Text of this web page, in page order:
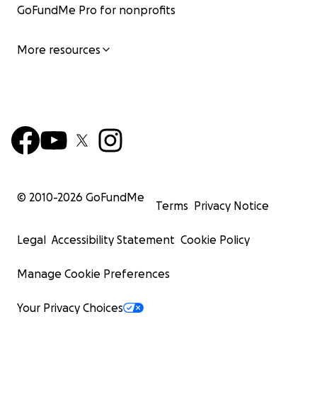
GoFundMe Pro for nonprofits
More resources
© 2010-2026 GoFundMe
Terms Privacy Notice
Legal Accessibility Statement Cookie Policy
Manage Cookie Preferences
Your Privacy Choices